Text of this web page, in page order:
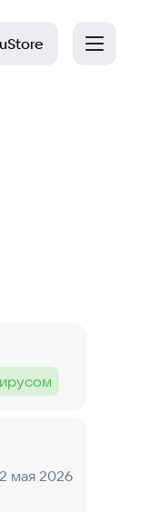
мая 2026